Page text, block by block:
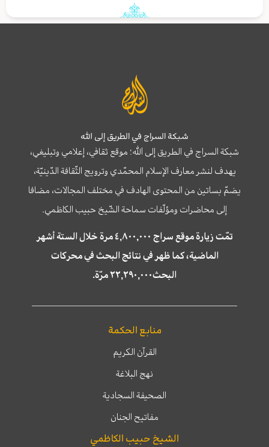
شبكة السراج في الطريق إلى الله
شبكة السراج في الطريق إلى الله؛ موقع ثقافي، إعلامي وتبليغي،
يهدف لنشر معارف الإسلام المحمّدي وترويج الثّقافة الدّينيّة،
يضمّ بساتين من المحتوى الهادف في مختلف المجالات، مضافا
إلى محاضرات ومؤلّفات سماحة الشّيخ حبيب الكاظمي.
تمّت زيارة موقع سراج ٤,٨٠٠,٠٠٠ مرة خلال الستة أشهر
الماضية، كما ظهر في نتائج البحث في محركات
البحث٢٢,٢٩٠,٠٠٠ مرّة.
منابع الحكمة
القرآن الكريم
نهج البلاغة
الصحيفة السجادية
مفاتيح الجنان
الشيخ حبيب الكاظمي